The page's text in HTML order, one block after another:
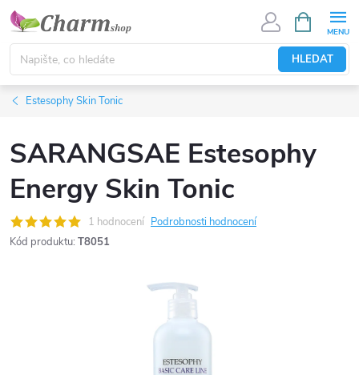
Přejít
obsah
HLEDAT
NÁKUPNÍ
KOŠÍK
Estesophy Skin Tonic
SARANGSAE Estesophy
Energy Skin Tonic
1 hodnocení Podrobnosti hodnocení
Kód produktu: T8051